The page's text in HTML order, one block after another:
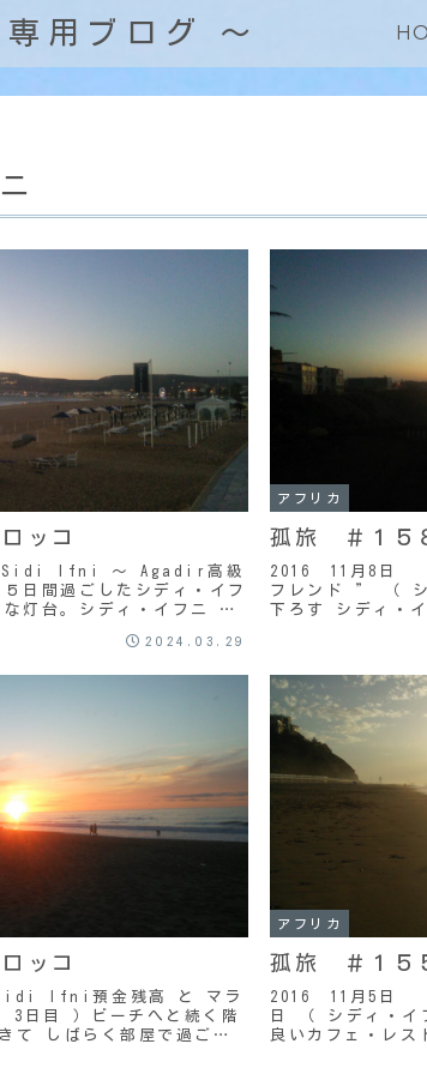
用ブログ ～
ッコ
Sidi Ifni ～ Agadir高級
日間過ごしたシディ・イフ
灯台。シディ・イフニ 出
2024.03.29
アフリカ
孤旅 ＃１５
2016 11月8日
フレンド ” （ シ
下ろす シディ・
ッコ
Ifni預金残高 と マラ
3日目 ）ビーチへと続く階
て しばらく部屋で過ごし
アフリカ
孤旅 ＃１５
2016 11月5日
日 （ シディ・イ
良いカフェ・レ